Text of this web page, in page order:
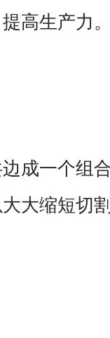
高生产力
成一个组
大缩短切